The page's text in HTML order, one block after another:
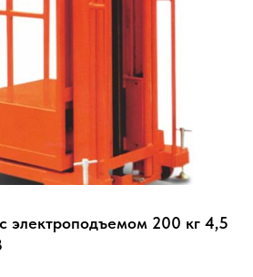
электроподъемом 200 кг 4,5